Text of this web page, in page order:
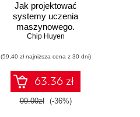
Jak projektować
systemy uczenia
maszynowego.
Iteracyjne
gotowych do pracy
Chip Huyen
(59,40 zł najniższa cena z 30 dni)
63.36 zł
99.00zł (-36%)